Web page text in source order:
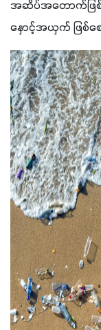
အဆိပ်အတောက်ဖြ
နှောင့်အယှက် ဖြစ်